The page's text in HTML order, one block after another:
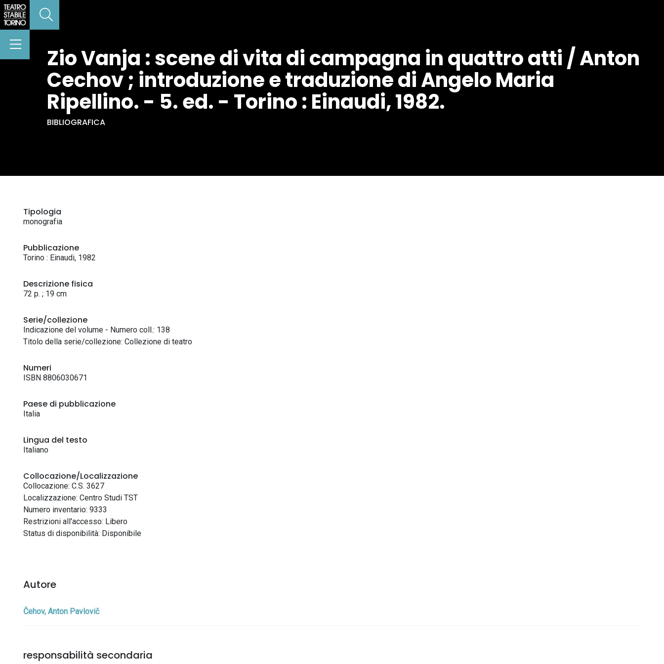
Zio Vanja : scene di vita di campagna in quattro atti / Anton
Cechov ; introduzione e traduzione di Angelo Maria
Ripellino. - 5. ed. - Torino : Einaudi, 1982.
BIBLIOGRAFICA
Tipologia
monografia
Pubblicazione
Torino : Einaudi, 1982
Descrizione fisica
72 p. ; 19 cm
Serie/collezione
Indicazione del volume - Numero coll.: 138
Titolo della serie/collezione: Collezione di teatro
Numeri
ISBN 8806030671
Paese di pubblicazione
Italia
Lingua del testo
Italiano
Collocazione/Localizzazione
Collocazione: C.S. 3627
Localizzazione: Centro Studi TST
Numero inventario: 9333
Restrizioni all'accesso: Libero
Status di disponibilità: Disponibile
Autore
Čehov, Anton Pavlovič
responsabilità secondaria